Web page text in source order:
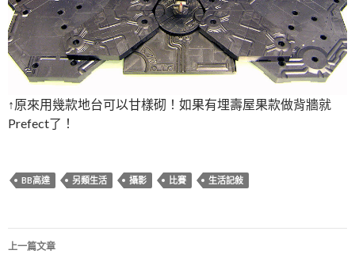
↑原來用幾款地台可以甘樣砌！如果有埋壽屋果款做背牆就
Prefect了！
BB高達 另類生活 攝影 比賽 生活記敍
文
上一篇文章